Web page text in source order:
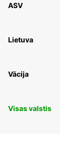
ASV
Lietuva
Vācija
Visas valstis